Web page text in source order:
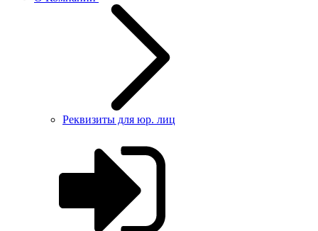
Реквизиты для юр. лиц